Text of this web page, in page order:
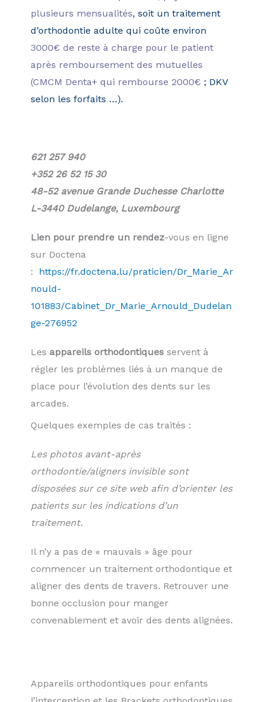
plusieurs mensualités, soit un traitement
d’orthodontie adulte qui coûte environ
3000€ de reste à charge pour le patient
après remboursement des mutuelles
(CMCM Denta+ qui rembourse 2000€ ; DKV
selon les forfaits …).
621 257 940
+352 26 52 15 30
48-52 avenue Grande Duchesse Charlotte
L-3440 Dudelange, Luxembourg
Lien pour prendre un rendez-vous en ligne
sur Doctena
: https://fr.doctena.lu/praticien/Dr_Marie_Ar
nould-
101883/Cabinet_Dr_Marie_Arnould_Dudelan
ge-276952
Les appareils orthodontiques servent à
régler les problèmes liés à un manque de
place pour l’évolution des dents sur les
arcades.
Quelques exemples de cas traités :
Les photos avant-après
orthodontie/aligners invisible sont
disposées sur ce site web afin d’orienter les
patients sur les indications d’un
traitement.
Il n’y a pas de « mauvais » âge pour
commencer un traitement orthodontique et
aligner des dents de travers. Retrouver une
bonne occlusion pour manger
convenablement et avoir des dents alignées.
Appareils orthodontiques pour enfants